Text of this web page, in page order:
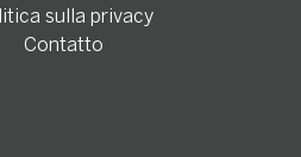
sulla privacy
Contatto